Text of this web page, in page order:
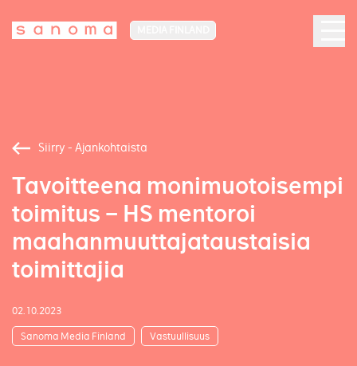
Siirry - Ajankohtaista
Tavoitteena monimuotoisempi
toimitus – HS mentoroi
maahanmuuttajataustaisia
toimittajia
02.10.2023
Sanoma Media Finland Vastuullisuus